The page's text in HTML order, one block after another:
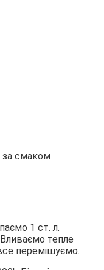
за смаком
1 ст. л.
тепле
перемішуємо.